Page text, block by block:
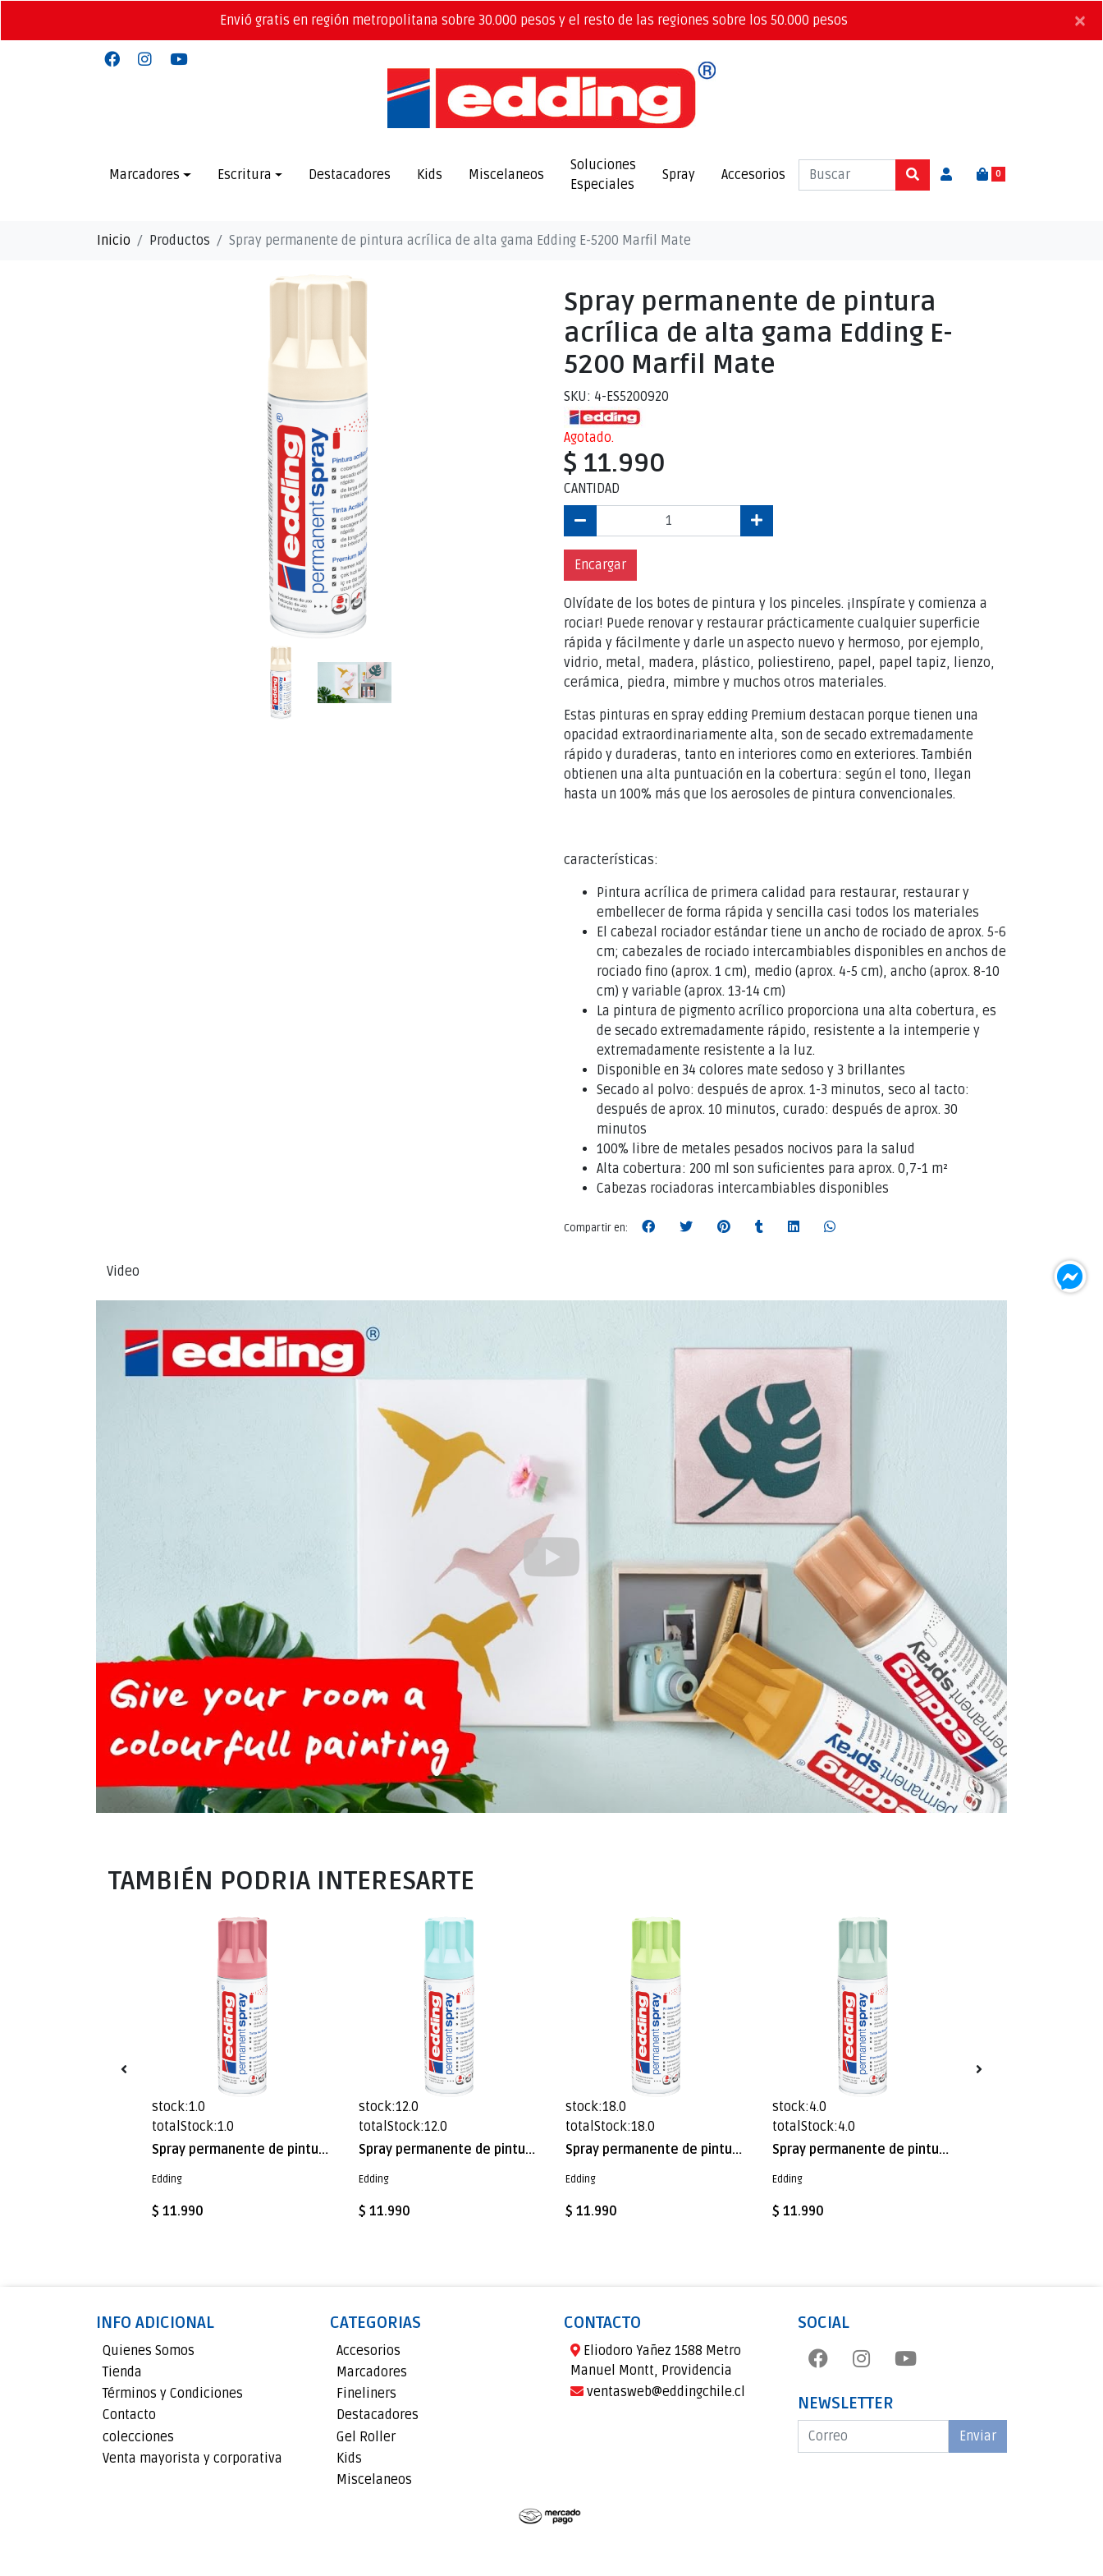
Envió gratis en región metropolitana sobre 30.000 pesos y el resto de las regiones sobre los 50.000 pesos ×
0
Marcadores Escritura Destacadores Kids Miscelaneos
Soluciones
Especiales
Spray Accesorios
Inicio Productos Spray permanente de pintura acrílica de alta gama Edding E-5200 Marfil Mate
Spray permanente de pintura
acrílica de alta gama Edding E-
5200 Marfil Mate
SKU: 4-ES5200920
Agotado.
$ 11.990
CANTIDAD
Encargar
Olvídate de los botes de pintura y los pinceles. ¡Inspírate y comienza a
rociar! Puede renovar y restaurar prácticamente cualquier superficie
rápida y fácilmente y darle un aspecto nuevo y hermoso, por ejemplo,
vidrio, metal, madera, plástico, poliestireno, papel, papel tapiz, lienzo,
cerámica, piedra, mimbre y muchos otros materiales.
Estas pinturas en spray edding Premium destacan porque tienen una
opacidad extraordinariamente alta, son de secado extremadamente
rápido y duraderas, tanto en interiores como en exteriores. También
obtienen una alta puntuación en la cobertura: según el tono, llegan
hasta un 100% más que los aerosoles de pintura convencionales.
características:
Pintura acrílica de primera calidad para restaurar, restaurar y
embellecer de forma rápida y sencilla casi todos los materiales
El cabezal rociador estándar tiene un ancho de rociado de aprox. 5-6
cm; cabezales de rociado intercambiables disponibles en anchos de
rociado fino (aprox. 1 cm), medio (aprox. 4-5 cm), ancho (aprox. 8-10
cm) y variable (aprox. 13-14 cm)
La pintura de pigmento acrílico proporciona una alta cobertura, es
de secado extremadamente rápido, resistente a la intemperie y
extremadamente resistente a la luz.
Disponible en 34 colores mate sedoso y 3 brillantes
Secado al polvo: después de aprox. 1-3 minutos, seco al tacto:
después de aprox. 10 minutos, curado: después de aprox. 30
minutos
100% libre de metales pesados nocivos para la salud
Alta cobertura: 200 ml son suficientes para aprox. 0,7-1 m²
Cabezas rociadoras intercambiables disponibles
Compartir en:
Video
TAMBIÉN PODRIA INTERESARTE
stock:1.0
totalStock:1.0
Spray permanente de pintura acrílica de alta gama Edding E-5200 Malva Mate
Edding
$ 11.990
stock:12.0
totalStock:12.0
Spray permanente de pintura acrílica de alta gama Edding E-5200 Azul Pastel Mate
Edding
$ 11.990
stock:18.0
totalStock:18.0
Spray permanente de pintura acrílica de alta gama Edding E-5200 Verde Pastel Mate
Edding
$ 11.990
stock:4.0
totalStock:4.0
Spray permanente de pintura acrílica de alta gama Edding E-5200 Menta Mate
Edding
$ 11.990
INFO ADICIONAL
Quienes Somos
Tienda
Términos y Condiciones
Contacto
colecciones
Venta mayorista y corporativa
CATEGORIAS
Accesorios
Marcadores
Fineliners
Destacadores
Gel Roller
Kids
Miscelaneos
CONTACTO
Eliodoro Yañez 1588 Metro
Manuel Montt, Providencia
ventasweb@eddingchile.cl
SOCIAL
NEWSLETTER
Enviar